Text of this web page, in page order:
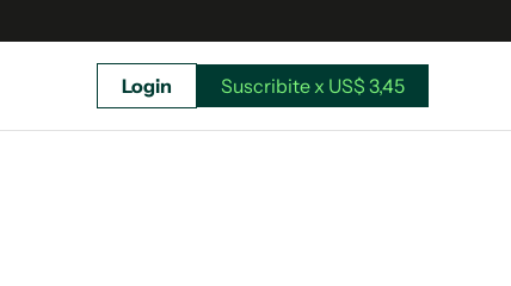
Login Suscribite x US$ 3,45